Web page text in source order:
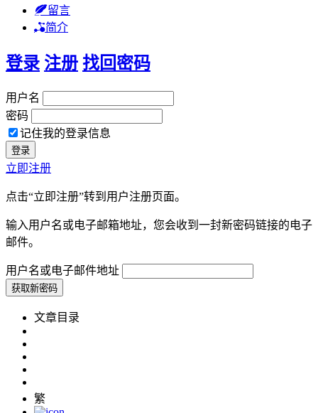
留言
简介
登录 注册 找回密码
用户名
密码
记住我的登录信息
立即注册
点击“立即注册”转到用户注册页面。
输入用户名或电子邮箱地址，您会收到一封新密码链接的电子
邮件。
用户名或电子邮件地址
文章目录
繁